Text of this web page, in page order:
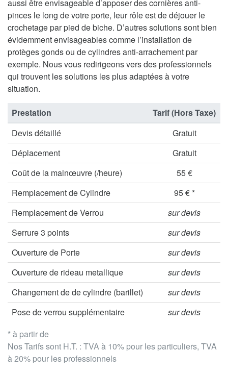
aussi être envisageable d’apposer des cornières anti-
pinces le long de votre porte, leur rôle est de déjouer le
crochetage par pied de biche. D’autres solutions sont bien
évidemment envisageables comme l’installation de
protèges gonds ou de cylindres anti-arrachement par
exemple. Nous vous redirigeons vers des professionnels
qui trouvent les solutions les plus adaptées à votre
situation.
* à partir de
Nos Tarifs sont H.T. : TVA à 10% pour les particuliers, TVA
à 20% pour les professionnels
Prestation
Tarif (Hors Taxe)
Devis détaillé
Gratuit
Déplacement
Gratuit
Coût de la mainœuvre (/heure)
55 €
Remplacement de Cylindre
95 € *
Remplacement de Verrou
sur devis
Serrure 3 points
sur devis
Ouverture de Porte
sur devis
Ouverture de rideau metallique
sur devis
Changement de de cylindre (barillet)
sur devis
Pose de verrou supplémentaire
sur devis